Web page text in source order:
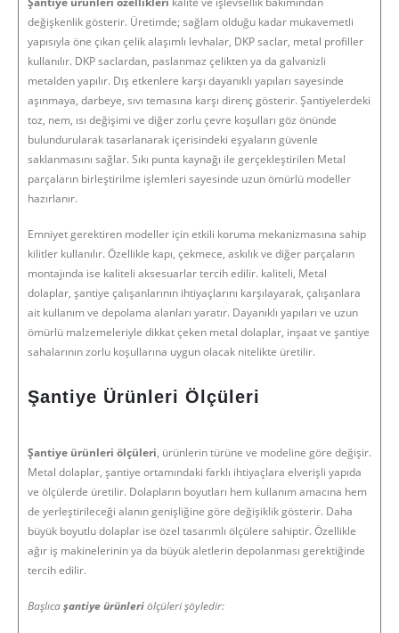
değişkenlik gösterir. Üretimde; sağlam olduğu kadar mukavemetli
yapısıyla öne çıkan çelik alaşımlı levhalar, DKP saclar, metal profiller
kullanılır. DKP saclardan, paslanmaz çelikten ya da galvanizli
metalden yapılır. Dış etkenlere karşı dayanıklı yapıları sayesinde
aşınmaya, darbeye, sıvı temasına karşı direnç gösterir. Şantiyelerdeki
toz, nem, ısı değişimi ve diğer zorlu çevre koşulları göz önünde
bulundurularak tasarlanarak içerisindeki eşyaların güvenle
saklanmasını sağlar. Sıkı punta kaynağı ile gerçekleştirilen Metal
parçaların birleştirilme işlemleri sayesinde uzun ömürlü modeller
hazırlanır.
Emniyet gerektiren modeller için etkili koruma mekanizmasına sahip
kilitler kullanılır. Özellikle kapı, çekmece, askılık ve diğer parçaların
montajında ise kaliteli aksesuarlar tercih edilir. kaliteli, Metal
dolaplar, şantiye çalışanlarının ihtiyaçlarını karşılayarak, çalışanlara
ait kullanım ve depolama alanları yaratır. Dayanıklı yapıları ve uzun
ömürlü malzemeleriyle dikkat çeken metal dolaplar, inşaat ve şantiye
sahalarının zorlu koşullarına uygun olacak nitelikte üretilir.
Şantiye Ürünleri Ölçüleri
Şantiye ürünleri ölçüleri, ürünlerin türüne ve modeline göre değişir.
Metal dolaplar, şantiye ortamındaki farklı ihtiyaçlara elverişli yapıda
ve ölçülerde üretilir. Dolapların boyutları hem kullanım amacına hem
de yerleştirileceği alanın genişliğine göre değişiklik gösterir. Daha
büyük boyutlu dolaplar ise özel tasarımlı ölçülere sahiptir. Özellikle
ağır iş makinelerinin ya da büyük aletlerin depolanması gerektiğinde
tercih edilir.
Başlıcaşantiye ürünleriölçüleri şöyledir: